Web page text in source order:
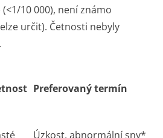
10 000), není známo
určit). Četnosti nebyly
Preferovaný termín
Úzkost, abnormální sny*